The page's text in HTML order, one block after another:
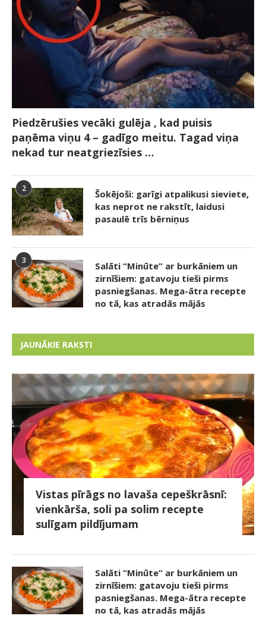
Piedzērušies vecāki gulēja , kad puisis
paņēma viņu 4 – gadīgo meitu. Tagad viņa
nekad tur neatgriezīsies …
2
Šokējoši: garīgi atpalikusi sieviete,
kas neprot ne rakstīt, laidusi
pasaulē trīs bērniņus
3
Salāti “Minūte” ar burkāniem un
zirnīšiem: gatavoju tieši pirms
pasniegšanas. Mega-ātra recepte
no tā, kas atradās mājās
JAUNĀKIE RAKSTI
Vistas pīrāgs no lavaša cepeškrāsnī:
vienkārša, soli pa solim recepte
sulīgam pildījumam
Salāti “Minūte” ar burkāniem un
zirnīšiem: gatavoju tieši pirms
pasniegšanas. Mega-ātra recepte
no tā, kas atradās mājās